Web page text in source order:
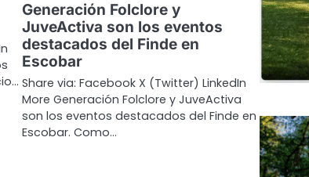
Generación Folclore y
JuveActiva son los eventos
destacados del Finde en
Escobar
Share via: Facebook X (Twitter) LinkedIn
More Generación Folclore y JuveActiva
son los eventos destacados del Finde en
Escobar. Como…